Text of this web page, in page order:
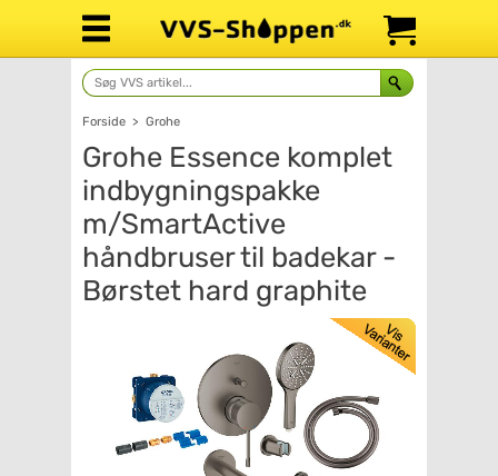
Forside > Grohe
Grohe Essence komplet
indbygningspakke
m/SmartActive
håndbruser til badekar -
Børstet hard graphite